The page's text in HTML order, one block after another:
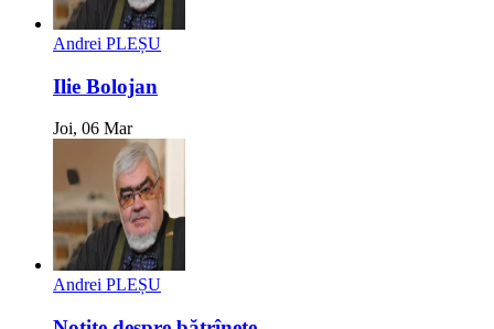
Andrei PLEȘU
Ilie Bolojan
Joi, 06 Mar
Andrei PLEȘU